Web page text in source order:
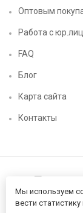
Оптовым
Работа с
FAQ
Блог
Карта сайта
Контакты
Мы используем
вести